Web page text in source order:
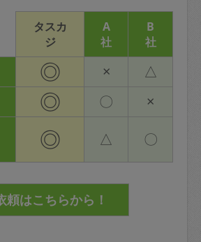
タスカ
ジ
A
社
B
社
◎ × △
◎ 〇 ×
◎ △ 〇